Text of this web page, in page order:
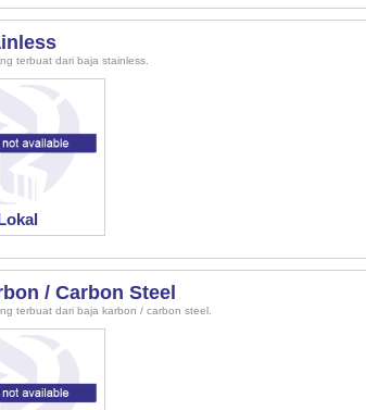
terbuat dari baja stainless.
/ Carbon Steel
terbuat dari baja karbon / carbon steel.